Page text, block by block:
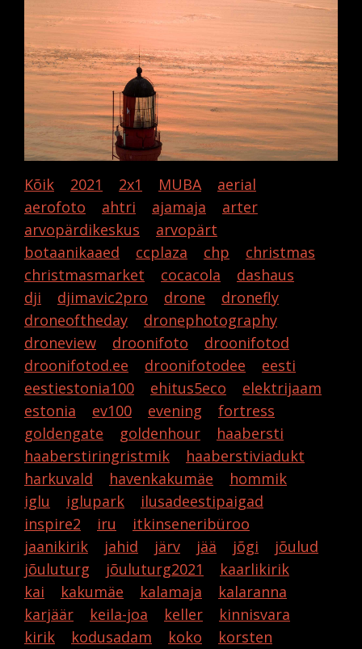
Kõik 2021 2x1 MUBA
aerial
aerofoto
ahtri ajamaja
arter
arvopärdikeskus
arvopärt
botaanikaaed
ccplaza chp
christmas
christmasmarket
cocacola
dashaus
dji
djimavic2pro drone
dronefly
droneoftheday
dronephotography
droneview
droonifoto
droonifotod
droonifotod.ee
droonifotodee
eesti
eestiestonia100
ehitus5eco
elektrijaam
estonia
ev100 evening
fortress
goldengate
goldenhour
haabersti
haaberstiringristmik
haaberstiviadukt
harkuvald
havenkakumäe
hommik
iglu
iglupark
ilusadeestipaigad
inspire2
iru
itkinseneribüroo
jaanikirik
jahid järv jää jõgi
jõulud
jõuluturg
jõuluturg2021
kaarlikirik
kai
kakumäe kalamaja
kalaranna
karjäär
keila-joa keller
kinnisvara
kirik
kodusadam koko
korsten